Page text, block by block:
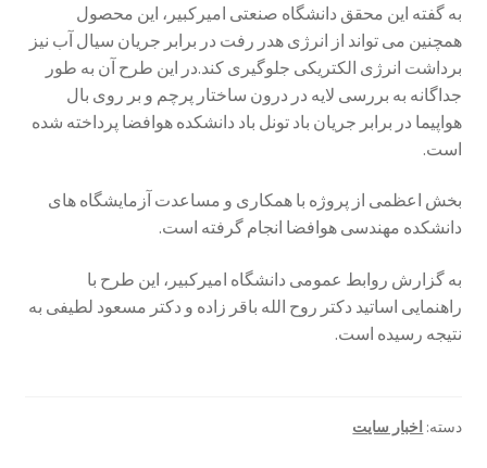
به گفته این محقق دانشگاه صنعتی امیرکبیر، این محصول
همچنین می تواند از انرژی هدر رفت در برابر جریان سیال آب نیز
برداشت انرژی الکتریکی جلوگیری کند.در این طرح آن به طور
جداگانه به بررسی لایه در درون ساختار پرچم و بر روی بال
هواپیما در برابر جریان باد تونل باد دانشکده هوافضا پرداخته شده
است.
بخش اعظمی از پروژه با همکاری و مساعدت آزمایشگاه های
دانشکده مهندسی هوافضا انجام گرفته است.
به گزارش روابط عمومی دانشگاه امیرکبیر، این طرح با
راهنمایی اساتید دکتر روح الله باقر زاده و دکتر مسعود لطیفی به
نتیجه رسیده است.
دسته: اخبار سایت